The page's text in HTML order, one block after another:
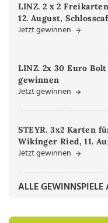
LINZ. 2 x 2
12. August,
Jetzt gewinnen
LINZ. 2x 30 Euro
gewinnen
Jetzt gewinnen
STEYR. 3x2 Karten
Wikinger Ried, 11.
Jetzt gewinnen
ALLE GEWINNSPIELE